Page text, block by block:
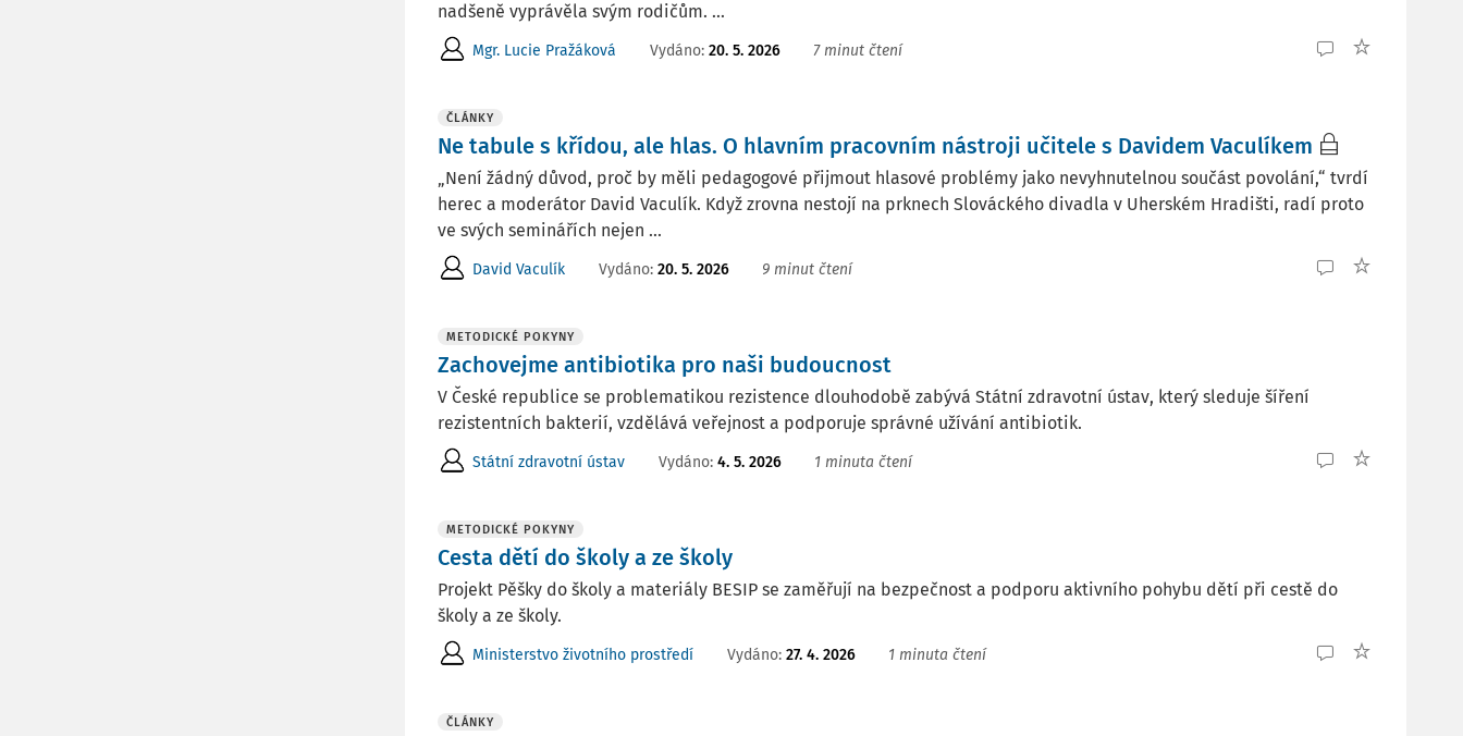
nadšeně vyprávěla svým rodičům. ...
Mgr. Lucie Pražáková Vydáno: 20. 5. 2026 7 minut čtení
ČLÁNKY
Ne tabule s křídou, ale hlas. O hlavním pracovním nástroji učitele s Davidem Vaculíkem
„Není žádný důvod, proč by měli pedagogové přijmout hlasové problémy jako nevyhnutelnou součást povolání,“ tvrdí
herec a moderátor David Vaculík. Když zrovna nestojí na prknech Slováckého divadla v Uherském Hradišti, radí proto
ve svých seminářích nejen ...
David Vaculík Vydáno: 20. 5. 2026 9 minut čtení
METODICKÉ POKYNY
Zachovejme antibiotika pro naši budoucnost
V České republice se problematikou rezistence dlouhodobě zabývá Státní zdravotní ústav, který sleduje šíření
rezistentních bakterií, vzdělává veřejnost a podporuje správné užívání antibiotik.
Státní zdravotní ústav Vydáno: 4. 5. 2026 1 minuta čtení
METODICKÉ POKYNY
Cesta dětí do školy a ze školy
Projekt Pěšky do školy a materiály BESIP se zaměřují na bezpečnost a podporu aktivního pohybu dětí při cestě do
školy a ze školy.
Ministerstvo životního prostředí Vydáno: 27. 4. 2026 1 minuta čtení
ČLÁNKY